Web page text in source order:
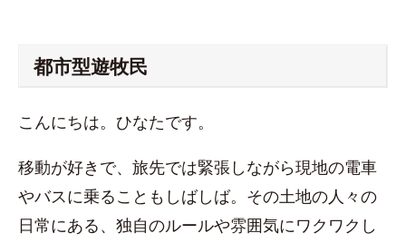
都市型遊牧民
こんにちは。ひなたです。
移動が好きで、旅先では緊張しながら現地の電車
やバスに乗ることもしばしば。その土地の人々の
日常にある、独自のルールや雰囲気にワクワクし